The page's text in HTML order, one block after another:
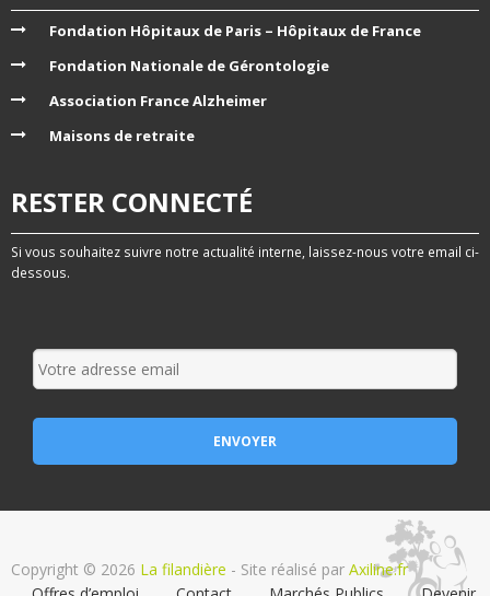
Fondation Hôpitaux de Paris – Hôpitaux de France
Fondation Nationale de Gérontologie
Association France Alzheimer
Maisons de retraite
RESTER CONNECTÉ
Si vous souhaitez suivre notre actualité interne, laissez-nous votre email ci-
dessous.
Copyright © 2026 La filandière - Site réalisé par Axiline.fr